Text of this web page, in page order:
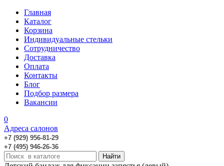
Главная
Каталог
Корзина
Индивидуальные стельки
Сотрудничество
Доставка
Оплата
Контакты
Блог
Подбор размера
Вакансии
0
Адреса салонов
+7 (929) 956-81-29
+7 (495) 946-26-36